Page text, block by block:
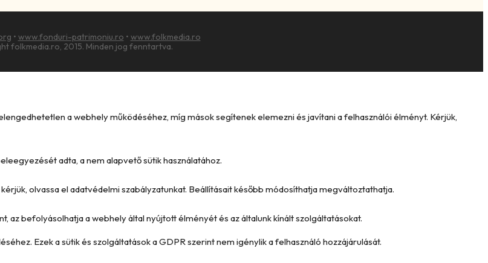
• www.fonduri-patrimoniu.ro • www.folkmedia.ro
folkmedia.ro, 2015. Minden jog fenntartva.
a webhely működéséhez, míg mások segítenek elemezni és javítani a felhasználói élményt. Kérjük,
adta, a nem alapvető sütik használatához.
olvassa el adatvédelmi szabályzatunkat. Beállításait később módosíthatja megváltoztathatja.
az befolyásolhatja a webhely által nyújtott élményét és az általunk kínált szolgáltatásokat.
Ezek a sütik és szolgáltatások a GDPR szerint nem igénylik a felhasználó hozzájárulását.